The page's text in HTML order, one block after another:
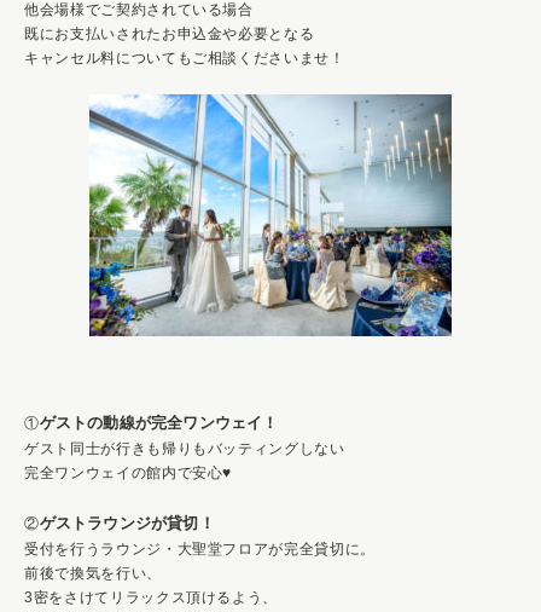
他会場様でご契約されている場合
既にお支払いされたお申込金や必要となる
キャンセル料についてもご相談くださいませ！
①ゲストの動線が完全ワンウェイ！
ゲスト同士が行きも帰りもバッティングしない
完全ワンウェイの館内で安心♥
②ゲストラウンジが貸切！
受付を行うラウンジ・大聖堂フロアが完全貸切に。
前後で換気を行い、
3密をさけてリラックス頂けるよう、